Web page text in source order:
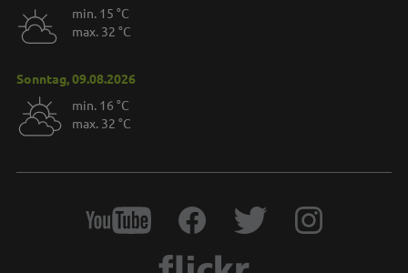
min. 15 °C
max. 32 °C
Sonntag, 09.08.2026
min. 16 °C
max. 32 °C